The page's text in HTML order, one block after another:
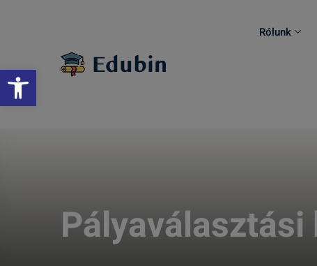
Eszköztár megnyitása
Rólunk